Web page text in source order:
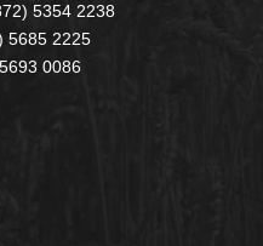
5354 2238
5685 2225
0086